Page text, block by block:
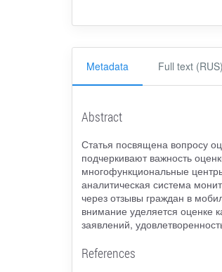
Metadata Full text (RUS)
Abstract
Статья посвящена вопросу
подчеркивают важность
многофункциональные
аналитическая система
через отзывы граждан в
внимание уделяется оценке
заявлений,
References